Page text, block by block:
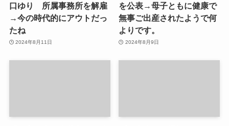
口ゆり 所属事務所を解雇
→今の時代的にアウトだっ
たね
2024年8月11日
を公表→母子ともに健康で
無事ご出産されたようで何
よりです。
2024年8月9日